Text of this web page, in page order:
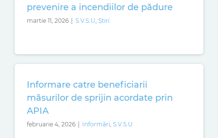
prevenire a incendiilor de pădure
martie 11, 2026 | S.V.S.U Știri
Informare catre beneficiarii
măsurilor de sprijin acordate prin
APIA
februarie 4, 2026 | Informări S.V.S.U